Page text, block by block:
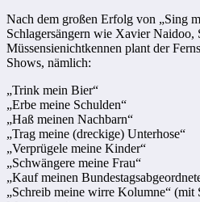
Nach dem großen Erfolg von „Sing
Schlagersängern wie Xavier Naidoo,
Müssensienichtkennen plant der
Shows, nämlich:
„Trink mein Bier“
„Erbe meine Schulden“
„Haß meinen Nachbarn“
„Trag meine (dreckige) Unterhose“
„Verprügele meine Kinder“
„Schwängere meine Frau“
„Kauf meinen
„Schreib meine wirre Kolumne“ (mit